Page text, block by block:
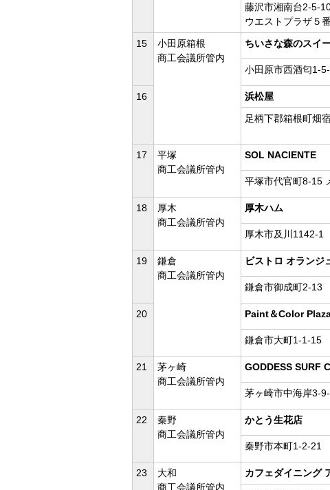
藤沢市湘南台2-5-
ウエストプラザ５
15
小田原箱根
商工会議所管内
ちいさな森のスイ
小田原市西酒匂1-
16 浜松屋
足柄下郡箱根町畑
17
平塚
商工会議所管内
SOL NACIENTE
平塚市代官町8-15
18
厚木
商工会議所管内
厚木ハム
厚木市及川1142-1
19
鎌倉
商工会議所管内
ビストロ オランジ
鎌倉市御成町2-13
20 Paint＆Color
鎌倉市大町1-1-15
21
茅ヶ崎
商工会議所管内
GODDESS SURF
茅ヶ崎市中海岸3-
22
秦野
商工会議所管内
かとう生花店
秦野市本町1-2-21
23
大和
商工会議所管内
カフェダイニング